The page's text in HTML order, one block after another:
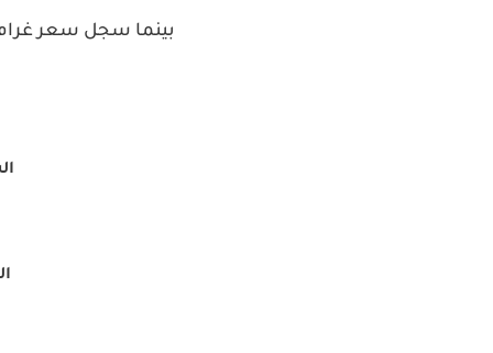
بينما سجل سعر غرام